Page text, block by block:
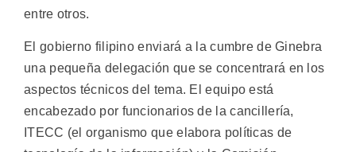
entre otros.
El gobierno filipino enviará a la cumbre de Ginebra
una pequeña delegación que se concentrará en los
aspectos técnicos del tema. El equipo está
encabezado por funcionarios de la cancillería,
ITECC (el organismo que elabora políticas de